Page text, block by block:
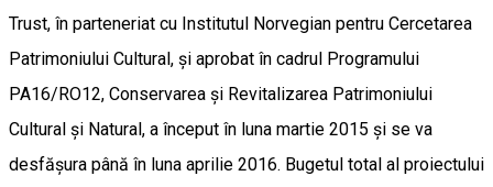
Trust, în parteneriat cu Institutul Norvegian pentru Cercetarea
Patrimoniului Cultural, și aprobat în cadrul Programului
PA16/RO12, Conservarea și Revitalizarea Patrimoniului
Cultural și Natural, a început în luna martie 2015 și se va
desfășura până în luna aprilie 2016. Bugetul total al proiectului